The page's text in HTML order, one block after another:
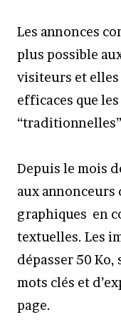
Les annonces
plus possible
visiteurs et
efficaces que
Depuis le mois
aux
graphiques en
textuelles. Les
dépasser 50
mots clés et
page.